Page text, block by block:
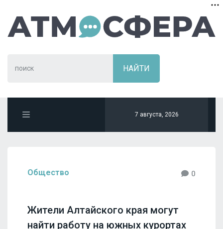
7 августа, 2026
Общество 0
Жители Алтайского края могут
найти работу на южных курортах